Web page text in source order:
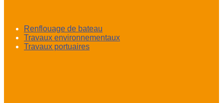
Renflouage de bateau
Travaux environnementaux
Travaux portuaires